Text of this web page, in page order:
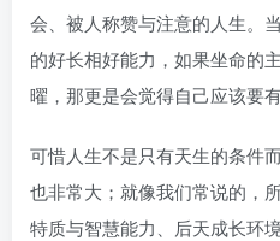
会、被人称赞与注意的人生。
的好长相好能力，如果坐命的
曜，那更是会觉得自己应该要
可惜人生不是只有天生的条件
也非常大；就像我们常说的，
特质与智慧能力、后天成长环